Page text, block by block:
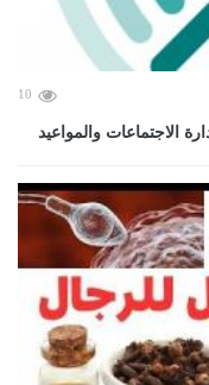
10
الاجتماعات والمواعيد